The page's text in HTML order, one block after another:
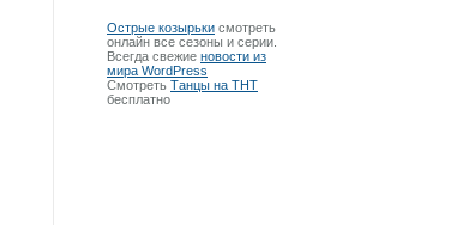
Острые козырьки смотреть
онлайн все сезоны и серии.
Всегда свежие новости из
мира WordPress
Смотреть Танцы на ТНТ
бесплатно